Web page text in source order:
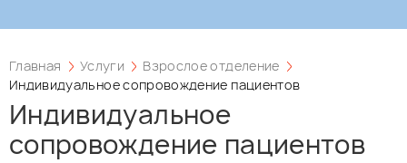
Главная Услуги
Взрослое отделение
Индивидуальное сопровождение пациентов
Индивидуальное
сопровождение пациентов